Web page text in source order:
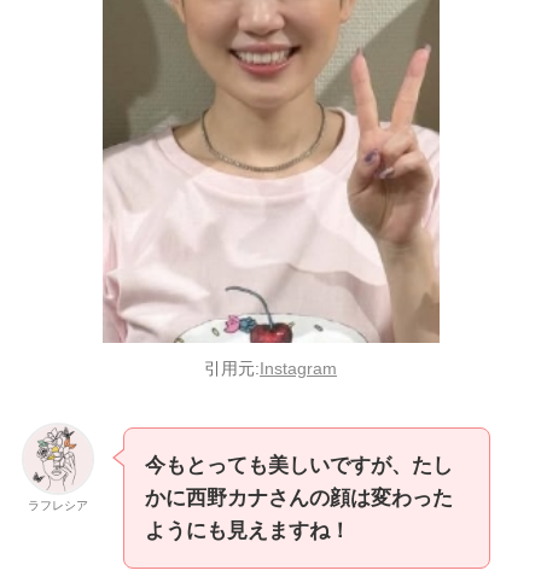
引用元:Instagram
ラフレシア
今もとっても美しいですが、たし
かに西野カナさんの顔は変わった
ようにも見えますね！